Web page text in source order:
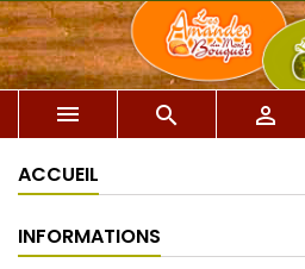
  
ACCUEIL
INFORMATIONS